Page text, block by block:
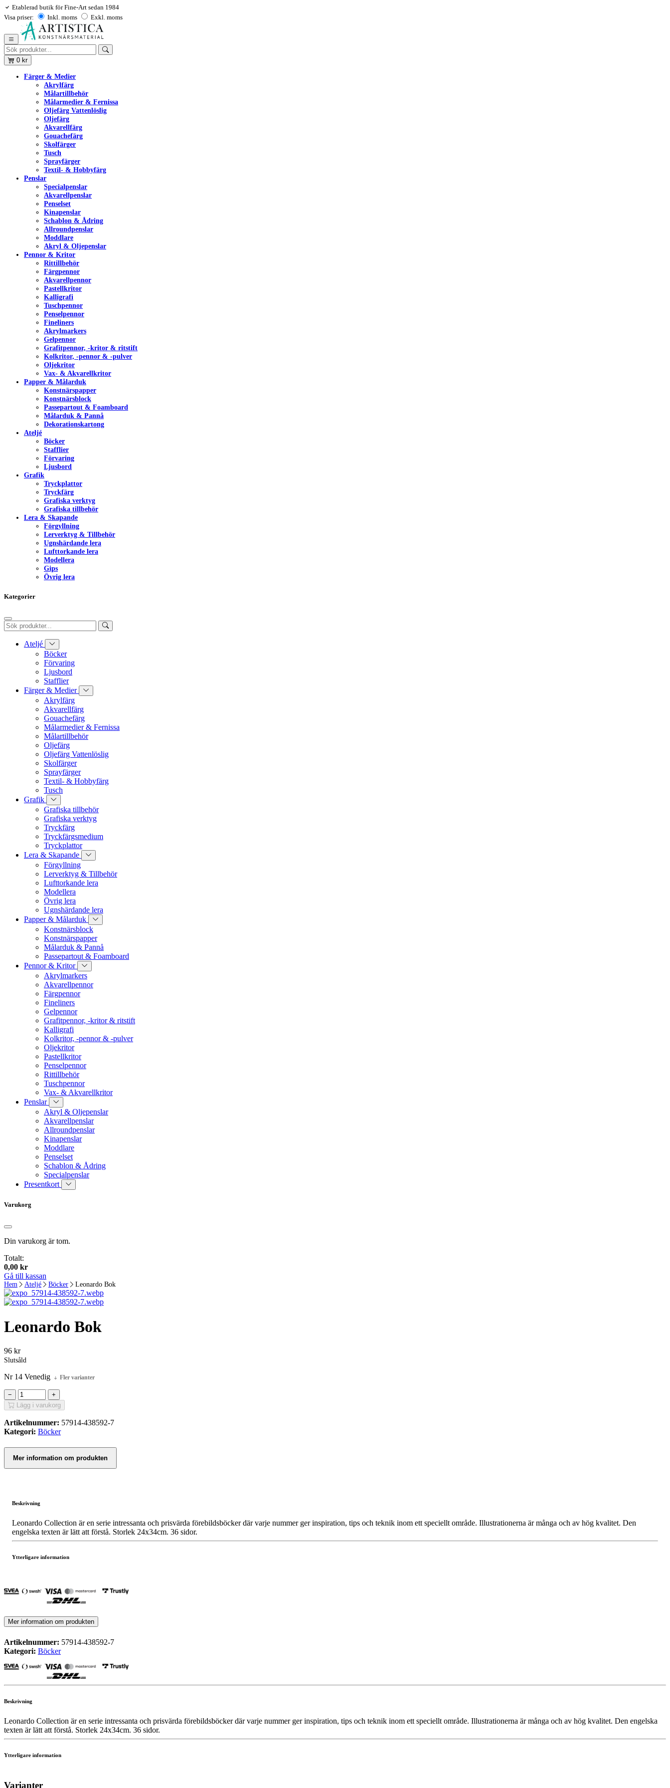
Etablerad butik för Fine-Art sedan 1984
Visa priser:
Inkl. moms Exkl. moms
0 kr
Färger & Medier
Akrylfärg
Målartillbehör
Målarmedier & Fernissa
Oljefärg Vattenlöslig
Oljefärg
Akvarellfärg
Gouachefärg
Skolfärger
Tusch
Sprayfärger
Textil- & Hobbyfärg
Penslar
Specialpenslar
Akvarellpenslar
Penselset
Kinapenslar
Schablon & Ådring
Allroundpenslar
Moddlare
Akryl & Oljepenslar
Pennor & Kritor
Rittillbehör
Färgpennor
Akvarellpennor
Pastellkritor
Kalligrafi
Tuschpennor
Penselpennor
Fineliners
Akrylmarkers
Gelpennor
Grafitpennor, -kritor & ritstift
Kolkritor, -pennor & -pulver
Oljekritor
Vax- & Akvarellkritor
Papper & Målarduk
Konstnärspapper
Konstnärsblock
Passepartout & Foamboard
Målarduk & Pannå
Dekorationskartong
Ateljé
Böcker
Stafflier
Förvaring
Ljusbord
Grafik
Tryckplattor
Tryckfärg
Grafiska verktyg
Grafiska tillbehör
Lera & Skapande
Förgyllning
Lerverktyg & Tillbehör
Ugnshärdande lera
Lufttorkande lera
Modellera
Gips
Övrig lera
Kategorier
Ateljé
Böcker
Förvaring
Ljusbord
Stafflier
Färger & Medier
Akrylfärg
Akvarellfärg
Gouachefärg
Målarmedier & Fernissa
Målartillbehör
Oljefärg
Oljefärg Vattenlöslig
Skolfärger
Sprayfärger
Textil- & Hobbyfärg
Tusch
Grafik
Grafiska tillbehör
Grafiska verktyg
Tryckfärg
Tryckfärgsmedium
Tryckplattor
Lera & Skapande
Förgyllning
Lerverktyg & Tillbehör
Lufttorkande lera
Modellera
Övrig lera
Ugnshärdande lera
Papper & Målarduk
Konstnärsblock
Konstnärspapper
Målarduk & Pannå
Passepartout & Foamboard
Pennor & Kritor
Akrylmarkers
Akvarellpennor
Färgpennor
Fineliners
Gelpennor
Grafitpennor, -kritor & ritstift
Kalligrafi
Kolkritor, -pennor & -pulver
Oljekritor
Pastellkritor
Penselpennor
Rittillbehör
Tuschpennor
Vax- & Akvarellkritor
Penslar
Akryl & Oljepenslar
Akvarellpenslar
Allroundpenslar
Kinapenslar
Moddlare
Penselset
Schablon & Ådring
Specialpenslar
Presentkort
Varukorg
Din varukorg är tom.
Totalt:
0,00 kr
Gå till kassan
Hem Ateljé Böcker Leonardo Bok
Leonardo Bok
96 kr
Slutsåld
Nr 14 Venedig Fler varianter
−
+
Lägg i varukorg
Artikelnummer: 57914-438592-7
Kategori: Böcker
Mer information om produkten
Beskrivning
Leonardo Collection är en serie intressanta och prisvärda förebildsböcker där varje nummer ger inspiration, tips och teknik inom ett speciellt område. Illustrationerna är många och av hög kvalitet. Den
engelska texten är lätt att förstå. Storlek 24x34cm. 36 sidor.
Ytterligare information
Mer information om produkten
Artikelnummer: 57914-438592-7
Kategori: Böcker
Beskrivning
Leonardo Collection är en serie intressanta och prisvärda förebildsböcker där varje nummer ger inspiration, tips och teknik inom ett speciellt område. Illustrationerna är många och av hög kvalitet. Den engelska
texten är lätt att förstå. Storlek 24x34cm. 36 sidor.
Ytterligare information
Varianter